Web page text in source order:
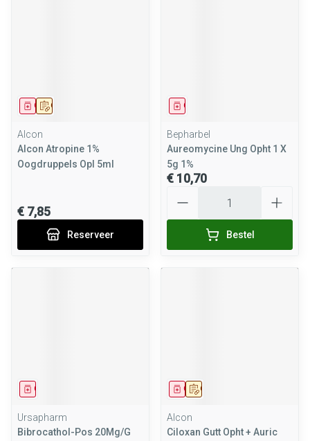
Op voorschrift
Geneesmiddel
Alcon
Alcon Atropine 1%
Oogdruppels Opl 5ml
€ 7,85
Reserveer
Geneesmiddel
Bepharbel
Aureomycine Ung Opht 1 X
5g 1%
€ 10,70
Bestel
Geneesmiddel
Ursapharm
Bibrocathol-Pos 20Mg/G
Op voorschrift
Geneesmiddel
Alcon
Ciloxan Gutt Opht + Auric